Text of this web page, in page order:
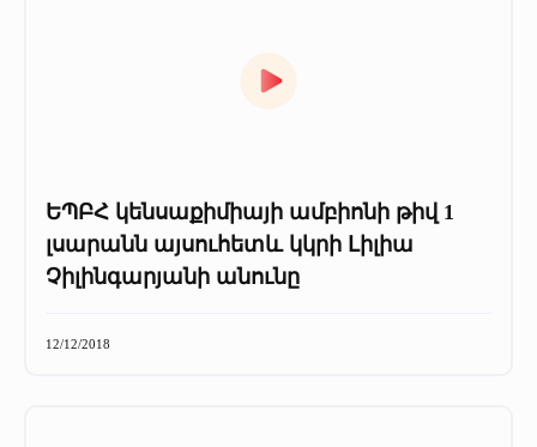
ԵՊԲՀ կենսաքիմիայի ամբիոնի թիվ 1
լսարանն այսուհետև կկրի Լիլիա
Չիլինգարյանի անունը
12/12/2018